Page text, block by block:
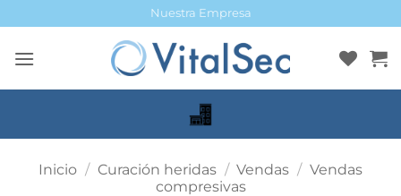
al
contenido
Nuestra Empresa
Inicio / Curación heridas / Vendas / Vendas
compresivas